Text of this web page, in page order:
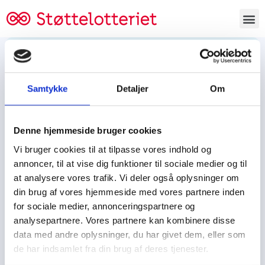
Samtykke Detaljer Om
Denne hjemmeside bruger cookies
Vi bruger cookies til at tilpasse vores indhold og
annoncer, til at vise dig funktioner til sociale medier og til
at analysere vores trafik. Vi deler også oplysninger om
din brug af vores hjemmeside med vores partnere inden
for sociale medier, annonceringspartnere og
analysepartnere. Vores partnere kan kombinere disse
data med andre oplysninger, du har givet dem, eller som
de har indsamlet fra din brug af deres tjenester.
Tjen penge og støt
Tjen penge til:
Spejdere/spejdergruppen/FDF’ere, m.fl.
Kontor
Tjenpengeogstoet.dk
Ejby Industrivej 91
DK – 2600 Glostrup
CVR: 19347508